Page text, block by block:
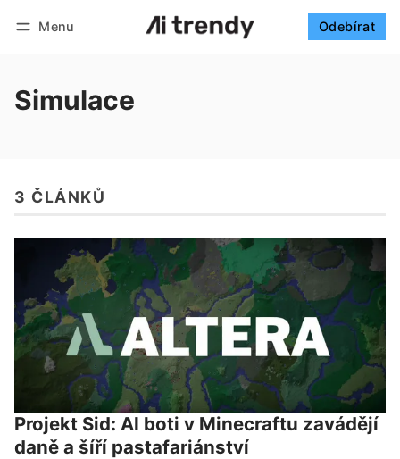
Menu Odebírat
Simulace
3 ČLÁNKŮ
Projekt Sid: AI boti v Minecraftu zavádějí
daně a šíří pastafariánství